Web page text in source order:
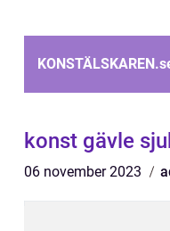
KONSTÄLSKAREN.
konst gävle
06 november 2023